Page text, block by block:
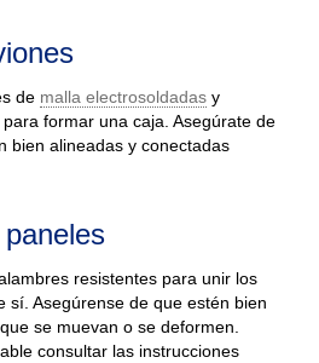
de malla electrosoldadasy
formar una caja. Asegúrate de
bien alineadas y conectadas
resistentes para unir los
sí. Asegúrense de que estén bien
se muevan o se deformen.
consultar las instrucciones